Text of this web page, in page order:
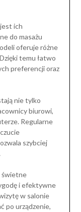
ich
do masażu
oferuje różne
temu łatwo
preferencji oraz
nie tylko
biurowi,
Regularne
szybciej
świetne
i efektywne
w salonie
po urządzenie,